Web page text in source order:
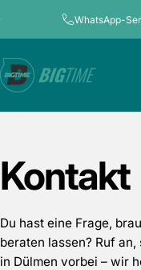
WhatsApp-
Bigtime.de
Kontakt
Du hast eine Frage,
beraten lassen? Ruf
in Dülmen vorbei – wir